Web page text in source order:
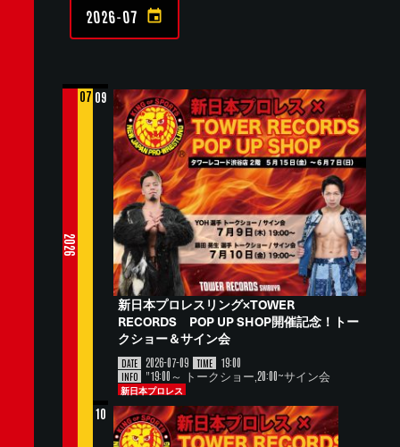
2026-07
2026
07 09
新日本プロレスリング×TOWER
RECORDS POP UP SHOP開催記念！トー
クショー＆サイン会
DATE 2026-07-09 TIME 19:00
INFO "19:00～ トークショー,20:00~サイン会
新日本プロレス
10